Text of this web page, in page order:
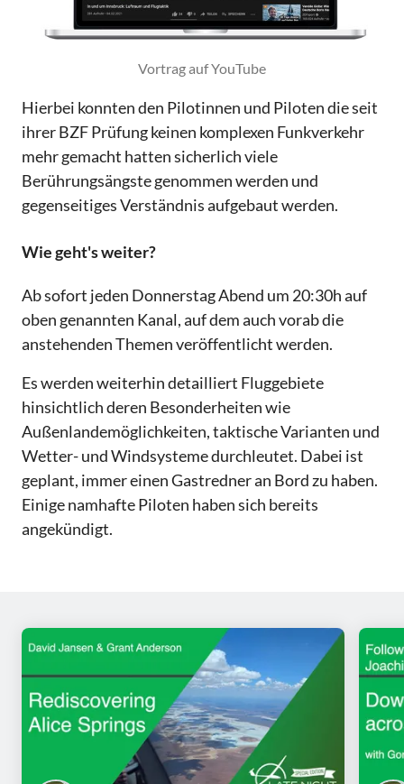
Vortrag auf YouTube
Hierbei konnten den Pilotinnen und Piloten die seit
ihrer BZF Prüfung keinen komplexen Funkverkehr
mehr gemacht hatten sicherlich viele
Berührungsängste genommen werden und
gegenseitiges Verständnis aufgebaut werden.
Wie geht's weiter?
Ab sofort jeden Donnerstag Abend um 20:30h auf
oben genannten Kanal, auf dem auch vorab die
anstehenden Themen veröffentlicht werden.
Es werden weiterhin detailliert Fluggebiete
hinsichtlich deren Besonderheiten wie
Außenlandemöglichkeiten, taktische Varianten und
Wetter- und Windsysteme durchleutet. Dabei ist
geplant, immer einen Gastredner an Bord zu haben.
Einige namhafte Piloten haben sich bereits
angekündigt.